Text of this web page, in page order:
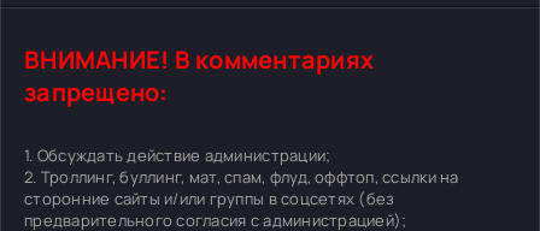
ВНИМАНИЕ! В комментариях
запрещено:
1. Обсуждать действие администрации;
2. Троллинг, буллинг, мат, спам, флуд, оффтоп, ссылки на
сторонние сайты и/или группы в соцсетях (без
предварительного согласия с администрацией);